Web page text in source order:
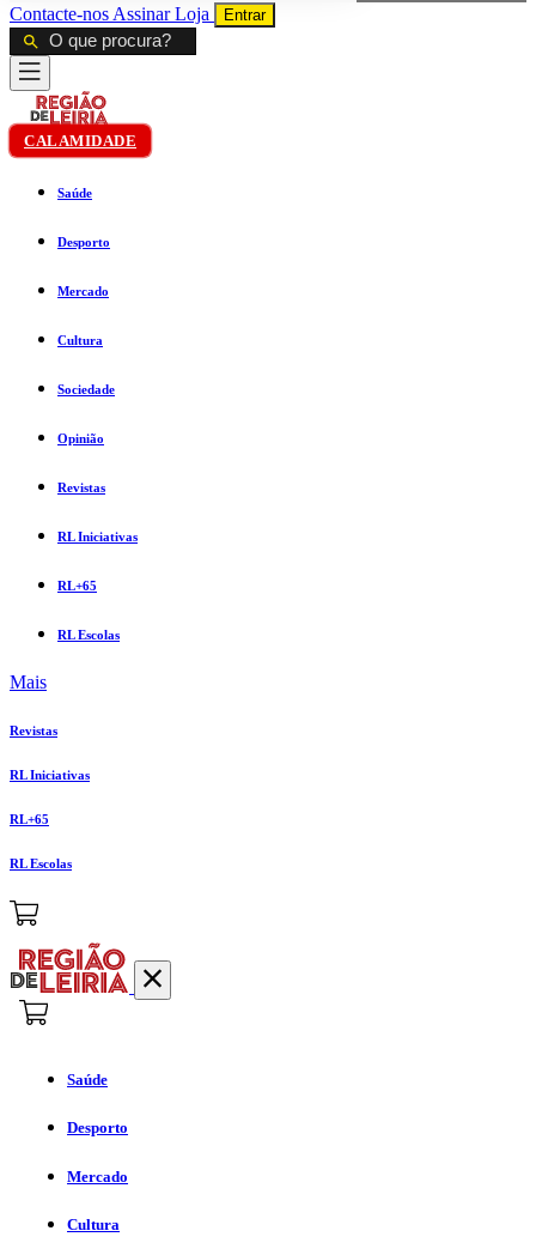
Contacte-nos AssinarLoja Entrar
CALAMIDADE
Saúde
Desporto
Mercado
Cultura
Sociedade
Opinião
Revistas
RL Iniciativas
RL+65
RL Escolas
Mais
Revistas
RL Iniciativas
RL+65
RL Escolas
Saúde
Desporto
Mercado
Cultura